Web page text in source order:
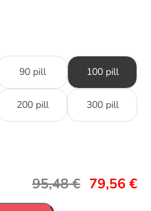
90 pill 100 pill
200 pill 300 pill
95,48€ 79,56€